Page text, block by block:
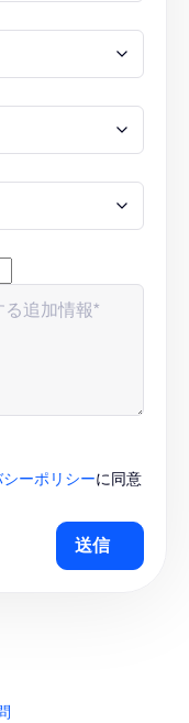
ーポリシーに同意
送信